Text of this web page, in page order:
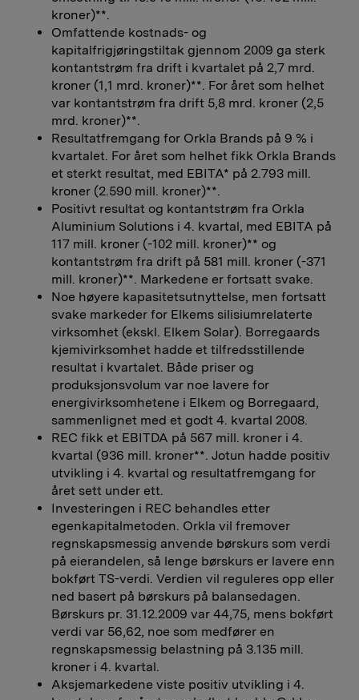
kroner)**.
Omfattende kostnads- og
kapitalfrigjøringstiltak gjennom 2009 ga sterk
kontantstrøm fra drift i kvartalet på 2,7 mrd.
kroner (1,1 mrd. kroner)**. For året som helhet
var kontantstrøm fra drift 5,8 mrd. kroner (2,5
mrd. kroner)**.
Resultatfremgang for Orkla Brands på 9 % i
kvartalet. For året som helhet fikk Orkla Brands
et sterkt resultat, med EBITA* på 2.793 mill.
kroner (2.590 mill. kroner)**.
Positivt resultat og kontantstrøm fra Orkla
Aluminium Solutions i 4. kvartal, med EBITA på
117 mill. kroner (-102 mill. kroner)** og
kontantstrøm fra drift på 581 mill. kroner (-371
mill. kroner)**. Markedene er fortsatt svake.
Noe høyere kapasitetsutnyttelse, men fortsatt
svake markeder for Elkems silisiumrelaterte
virksomhet (ekskl. Elkem Solar). Borregaards
kjemivirksomhet hadde et tilfredsstillende
resultat i kvartalet. Både priser og
produksjonsvolum var noe lavere for
energivirksomhetene i Elkem og Borregaard,
sammenlignet med et godt 4. kvartal 2008.
REC fikk et EBITDA på 567 mill. kroner i 4.
kvartal (936 mill. kroner**. Jotun hadde positiv
utvikling i 4. kvartal og resultatfremgang for
året sett under ett.
Investeringen i REC behandles etter
egenkapitalmetoden. Orkla vil fremover
regnskapsmessig anvende børskurs som verdi
på eierandelen, så lenge børskurs er lavere enn
bokført TS-verdi. Verdien vil reguleres opp eller
ned basert på børskurs på balansedagen.
Børskurs pr. 31.12.2009 var 44,75, mens bokført
verdi var 56,62, noe som medfører en
regnskapsmessig belastning på 3.135 mill.
kroner i 4. kvartal.
Aksjemarkedene viste positiv utvikling i 4.